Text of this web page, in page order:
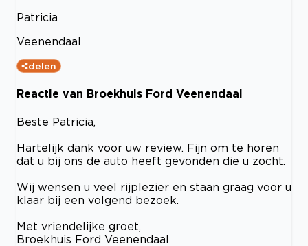
Patricia
Veenendaal
delen
Reactie van Broekhuis Ford Veenendaal
Beste Patricia,
Hartelijk dank voor uw review. Fijn om te horen
dat u bij ons de auto heeft gevonden die u zocht.
Wij wensen u veel rijplezier en staan graag voor u
klaar bij een volgend bezoek.
Met vriendelijke groet,
Broekhuis Ford Veenendaal